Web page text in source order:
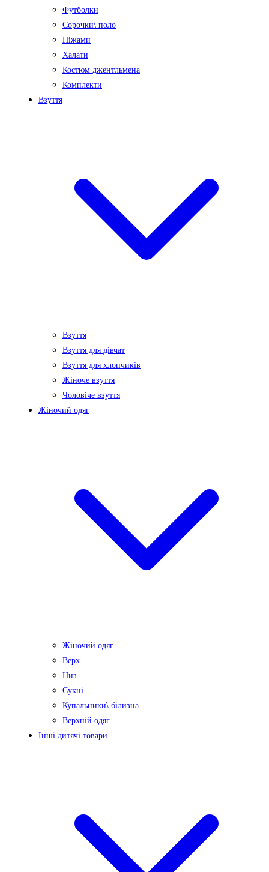
Футболки
Сорочки\ поло
Піжами
Халати
Костюм джентльмена
Комплекти
Взуття
Взуття
Взуття для дівчат
Взуття для хлопчиків
Жіноче взуття
Чоловіче взуття
Жіночий одяг
Жіночий одяг
Верх
Низ
Сукні
Купальники\ білизна
Верхній одяг
Інші дитячі товари